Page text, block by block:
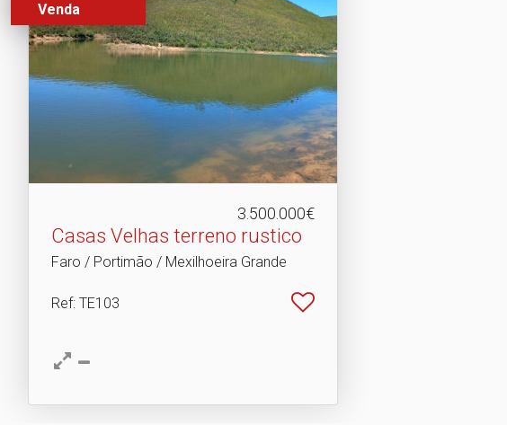
Venda
3.500.000€
Casas Velhas terreno rustico
Faro / Portimão / Mexilhoeira Grande
Ref: TE103